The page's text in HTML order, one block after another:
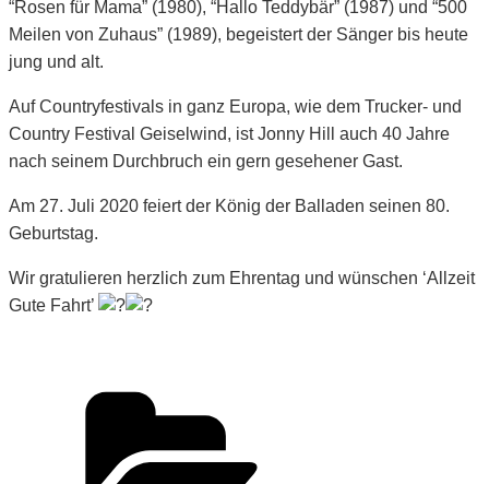
“Rosen für Mama” (1980), “Hallo Teddybär” (1987) und “500
Meilen von Zuhaus” (1989), begeistert der Sänger bis heute
jung und alt.
Auf Countryfestivals in ganz Europa, wie dem Trucker- und
Country Festival Geiselwind, ist Jonny Hill auch 40 Jahre
nach seinem Durchbruch ein gern gesehener Gast.
Am 27. Juli 2020 feiert der König der Balladen seinen 80.
Geburtstag.
Wir gratulieren herzlich zum Ehrentag und wünschen ‘Allzeit
Gute Fahrt’